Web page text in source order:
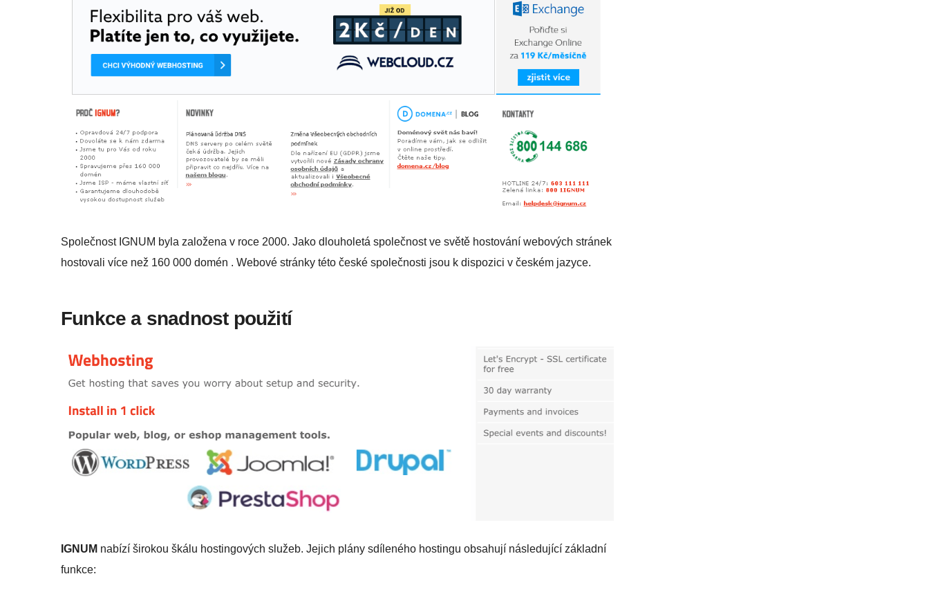
Společnost IGNUM byla založena v roce 2000. Jako dlouholetá společnost ve světě hostování webových stránek
hostovali více než 160 000 domén . Webové stránky této české společnosti jsou k dispozici v českém jazyce.
Funkce a snadnost použití
IGNUM nabízí širokou škálu hostingových služeb. Jejich plány sdíleného hostingu obsahují následující základní
funkce: